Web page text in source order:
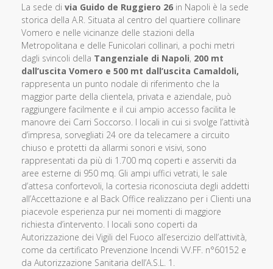
La sede di via Guido de Ruggiero 26 in Napoli è la sede
storica della A.R. Situata al centro del quartiere collinare
Vomero e nelle vicinanze delle stazioni della
Metropolitana e delle Funicolari collinari, a pochi metri
dagli svincoli della Tangenziale di Napoli, 200 mt
dall’uscita Vomero e 500 mt dall’uscita Camaldoli,
rappresenta un punto nodale di riferimento che la
maggior parte della clientela, privata e aziendale, può
raggiungere facilmente e il cui ampio accesso facilita le
manovre dei Carri Soccorso. I locali in cui si svolge l’attività
d’impresa, sorvegliati 24 ore da telecamere a circuito
chiuso e protetti da allarmi sonori e visivi, sono
rappresentati da più di 1.700 mq coperti e asserviti da
aree esterne di 950 mq. Gli ampi uffici vetrati, le sale
d’attesa confortevoli, la cortesia riconosciuta degli addetti
all’Accettazione e al Back Office realizzano per i Clienti una
piacevole esperienza pur nei momenti di maggiore
richiesta d’intervento. I locali sono coperti da
Autorizzazione dei Vigili del Fuoco all’esercizio dell’attività,
come da certificato Prevenzione Incendi VV.FF. n°60152 e
da Autorizzazione Sanitaria dell’A.S.L. 1.